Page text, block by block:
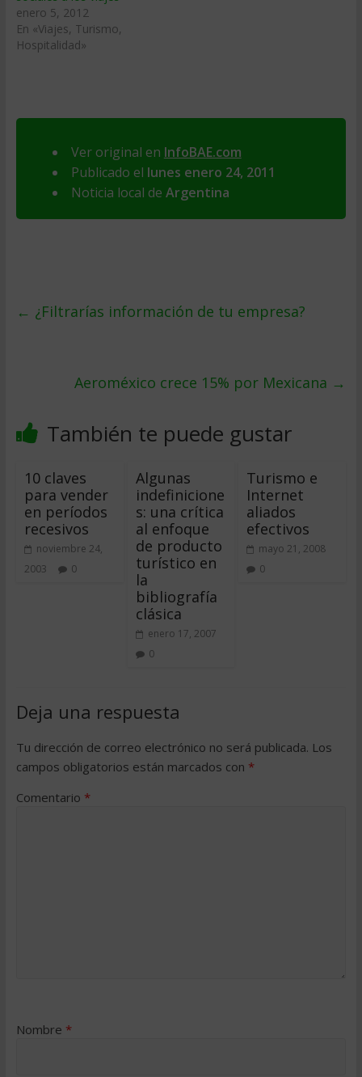
enero 5, 2012
En «Viajes, Turismo,
Hospitalidad»
Ver original en InfoBAE.com
Publicado el lunes enero 24, 2011
Noticia local de Argentina
← ¿Filtrarías información de tu empresa?
Aeroméxico crece 15% por Mexicana →
También te puede gustar
10 claves
para vender
en períodos
recesivos
noviembre 24,
2003
0
Algunas
indefinicione
s: una crítica
al enfoque
de producto
turístico en
la
bibliografía
clásica
enero 17, 2007
0
Turismo e
Internet
aliados
efectivos
mayo 21, 2008
0
Deja una respuesta
Tu dirección de correo electrónico no será publicada. Los
campos obligatorios están marcados con *
Comentario *
Nombre *